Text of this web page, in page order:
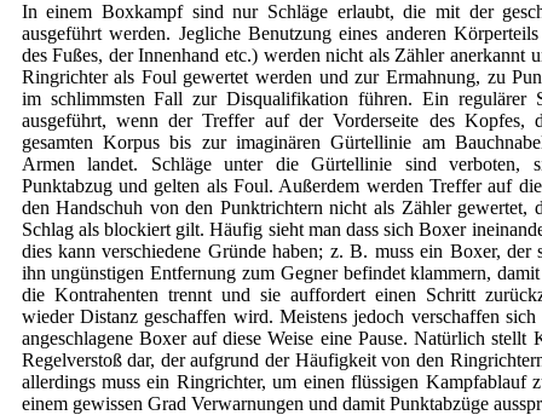
In einem Boxkampf sind nur Schläge erlaubt, die mit der
ausgeführt werden. Jegliche Benutzung eines anderen
des Fußes, der Innenhand etc.) werden nicht als Zähler anerkannt
Ringrichter als Foul gewertet werden und zur Ermahnung, zu
im schlimmsten Fall zur Disqualifikation führen. Ein regulärer
ausgeführt, wenn der Treffer auf der Vorderseite des Kopfes,
gesamten Korpus bis zur imaginären Gürtellinie am
Armen landet. Schläge unter die Gürtellinie sind verboten,
Punktabzug und gelten als Foul. Außerdem werden Treffer auf
den Handschuh von den Punktrichtern nicht als Zähler gewertet,
Schlag als blockiert gilt. Häufig sieht man dass sich Boxer
dies kann verschiedene Gründe haben; z. B. muss ein Boxer,
ihn ungünstigen Entfernung zum Gegner befindet klammern,
die Kontrahenten trennt und sie auffordert einen Schritt
wieder Distanz geschaffen wird. Meistens jedoch verschaffen sich
angeschlagene Boxer auf diese Weise eine Pause. Natürlich stellt
Regelverstoß dar, der aufgrund der Häufigkeit von den
allerdings muss ein Ringrichter, um einen flüssigen Kampfablauf
einem gewissen Grad Verwarnungen und damit Punktabzüge